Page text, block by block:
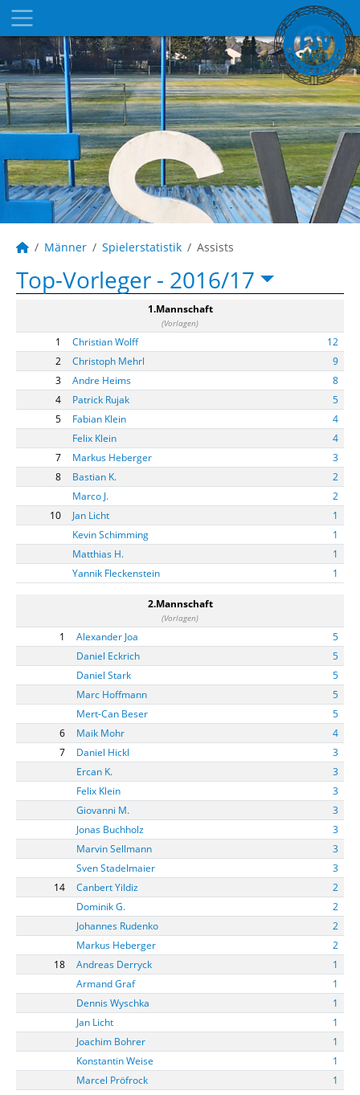
Männer Spielerstatistik Assists
Top-Vorleger - 2016/17
1.Mannschaft
(Vorlagen)
1 Christian Wolff
12
2
Christoph Mehrl
9
3
Andre Heims
8
4
Patrick Rujak
5
5
Fabian Klein
4
Felix Klein
4
7
Markus Heberger
3
8
Bastian K.
2
Marco J.
2
10
Jan Licht
1
Kevin Schimming
1
Matthias H.
1
Yannik Fleckenstein
1
2.Mannschaft
(Vorlagen)
1 Alexander Joa
5
Daniel Eckrich
5
Daniel Stark
5
Marc Hoffmann
5
Mert-Can Beser
5
6
Maik Mohr
4
7
Daniel Hickl
3
Ercan K.
3
Felix Klein
3
Giovanni M.
3
Jonas Buchholz
3
Marvin Sellmann
3
Sven Stadelmaier
3
14
Canbert Yildiz
2
Dominik G.
2
Johannes Rudenko
2
Markus Heberger
2
18
Andreas Derryck
1
Armand Graf
1
Dennis Wyschka
1
Jan Licht
1
Joachim Bohrer
1
Konstantin Weise
1
Marcel Pröfrock
1